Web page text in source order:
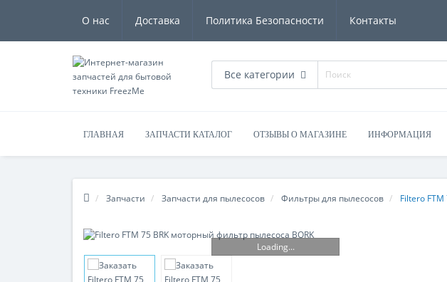
О нас Доставка Политика Безопасности Контакты
Все категории
ГЛАВНАЯ ЗАПЧАСТИ КАТАЛОГ ОТЗЫВЫ О МАГАЗИНЕ ИНФОРМАЦИЯ
Запчасти Запчасти для пылесосов Фильтры для пылесосов Filtero
Loading...